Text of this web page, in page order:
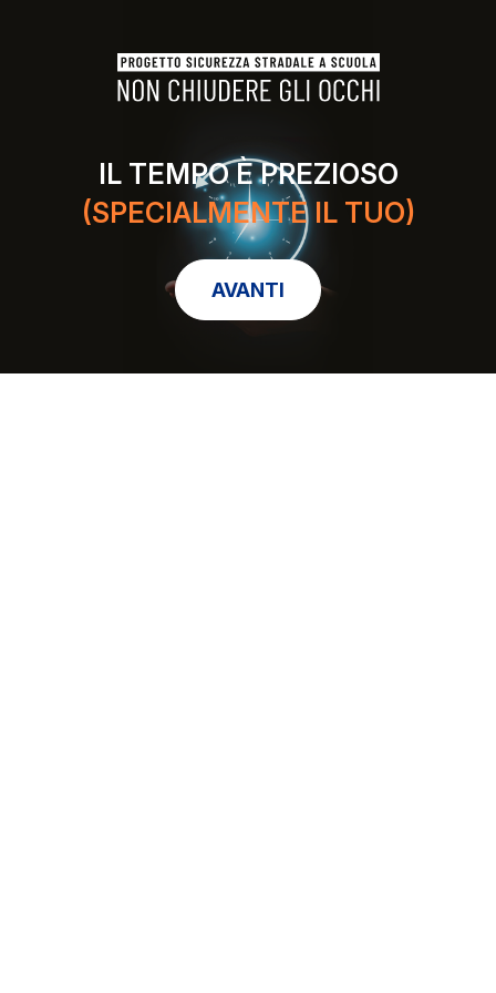
IL TEMPO È PREZIOSO
(SPECIALMENTE IL TUO)
AVANTI